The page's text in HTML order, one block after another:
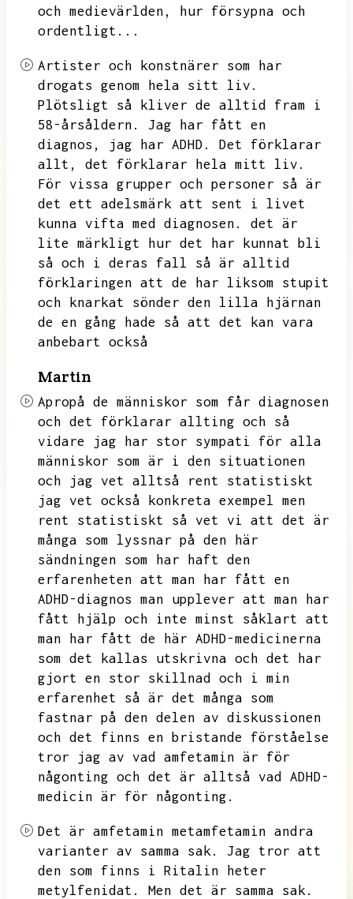
och medievärlden,
hur försypna och
ordentligt...
Artister och konstnärer som har
drogats genom hela sitt liv.
Plötsligt så kliver de alltid fram i
58-årsåldern.
Jag har fått en
diagnos,
jag har ADHD.
Det förklarar
allt,
det förklarar hela mitt liv.
För vissa grupper och personer så är
det ett adelsmärk att sent i livet
kunna vifta med diagnosen.
det är
lite märkligt hur det har kunnat bli
så och i deras fall så är alltid
förklaringen att de har liksom stupit
och knarkat sönder den lilla hjärnan
de en gång hade så att det kan vara
anbebart också
Martin
Apropå de människor som får diagnosen
och det förklarar allting och så
vidare jag har stor sympati för alla
människor som är i den situationen
och jag vet alltså rent statistiskt
jag vet också konkreta exempel men
rent statistiskt så vet vi att det är
många som lyssnar på den här
sändningen som
har haft den
erfarenheten att man har fått en
ADHD-diagnos man upplever att man har
fått hjälp och inte minst såklart att
man har fått de här ADHD-medicinerna
som det kallas utskrivna och det har
gjort en stor skillnad och i min
erfarenhet så är det många som
fastnar på den delen av diskussionen
och det finns en bristande förståelse
tror jag av vad amfetamin är för
någonting och det är alltså vad ADHD-
medicin är för någonting.
Det är amfetamin metamfetamin andra
varianter av samma sak.
Jag tror att
den som finns i Ritalin heter
metylfenidat.
Men det är samma sak.